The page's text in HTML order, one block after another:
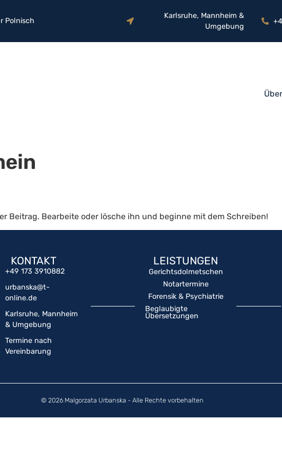
Polnisch
Karlsruhe, Mannheim &
Umgebung
Beitrag. Bearbeite oder lösche ihn und beginne mit dem Schreiben!
KONTAKT
+49 173 3910882
urbanska@t-
online.de
Karlsruhe, Mannheim
& Umgebung
Termine nach
Vereinbarung
LEISTUNGEN
Gerichtsdolmetschen
Notartermine
Forensik & Psychiatrie
Beglaubigte
Übersetzungen
© 2026 Malgorzata Urbanska - Alle Rechte vorbehalten